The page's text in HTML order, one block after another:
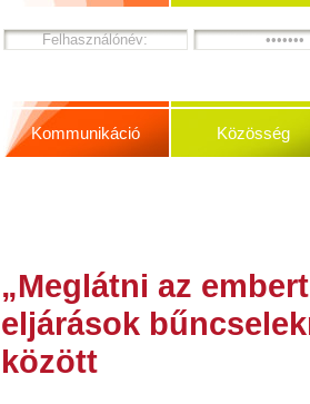
Kommunikáció Közösség
„Meglátni az
eljárások
között